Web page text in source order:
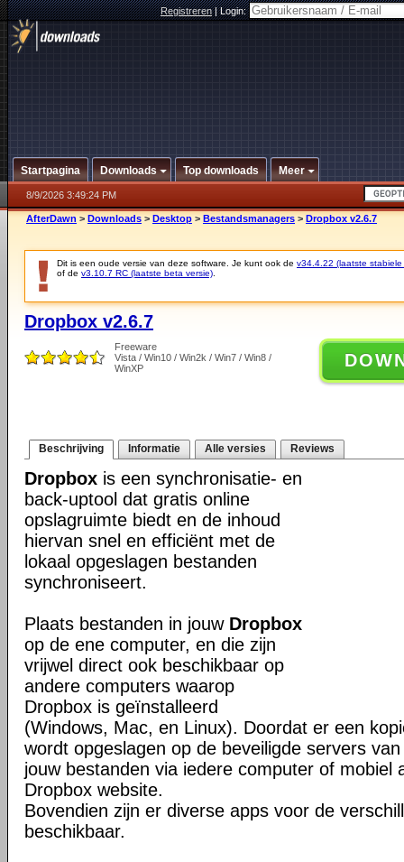
Registreren|Login:
Startpagina Downloads Top downloads Meer
8/9/2026 3:49:24 PM
AfterDawn > Downloads > Desktop > Bestandsmanagers > Dropbox v2.6.7
Dit is een oude versie van deze software. Je kunt ook de v34.4.22 (laatste stabiele
of de v3.10.7 RC (laatste beta versie)
Dropbox v2.6.7
Freeware
Vista / Win10 / Win2k / Win7 / Win8 /
WinXP
Beschrijving Informatie Alle versies Reviews
Dropbox is een synchronisatie- en
back-uptool dat gratis online
opslagruimte biedt en de inhoud
hiervan snel en efficiënt met de
lokaal opgeslagen bestanden
synchroniseert.
Plaats bestanden in jouw Dropbox
op de ene computer, en die zijn
vrijwel direct ook beschikbaar op
andere computers waarop
Dropbox is geïnstalleerd
(Windows, Mac, en Linux). Doordat er een
wordt opgeslagen op de beveiligde servers
jouw bestanden via iedere computer of mobiel
Dropbox website.
Bovendien zijn er diverse apps voor de
beschikbaar.